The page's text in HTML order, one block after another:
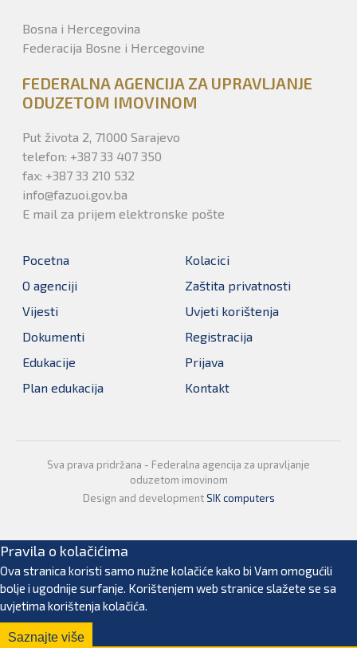
Bosna i Hercegovina
Federacija Bosne i Hercegovine
FEDERALNA AGENCIJA ZA UPRAVLJANJE
ODUZETOM IMOVINOM
Put života 2, 71000 Sarajevo
telefon: +387 33 407 350
fax: +387 33 210 532
info@fazuoi.gov.ba
E mail za prijem elektronske pošte
Pocetna
O agenciji
Vijesti
Dokumenti
Edukacije
Plan edukacija
Kolacici
Zaštita privatnosti
Uvjeti korištenja
Registracija
Prijava
Kontakt
Sva prava pridržana - Federalna agencija za upravljanje
oduzetom imovinom
Design and developmentSIK computers
Pravila o kolačićima
Ova stranica koristi samo nužne kolačiće kako bi Vam omogućili
bolje i ugodnije surfanje. Korištenjem web stranice slažete se sa
uvjetima korištenja kolačića.
Saznajte više